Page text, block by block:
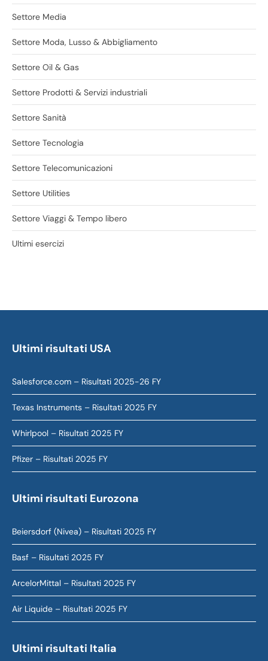
Settore Media
Settore Moda, Lusso & Abbigliamento
Settore Oil & Gas
Settore Prodotti & Servizi industriali
Settore Sanità
Settore Tecnologia
Settore Telecomunicazioni
Settore Utilities
Settore Viaggi & Tempo libero
Ultimi esercizi
Ultimi risultati USA
Salesforce.com – Risultati 2025-26 FY
Texas Instruments – Risultati 2025 FY
Whirlpool – Risultati 2025 FY
Pfizer – Risultati 2025 FY
Ultimi risultati Eurozona
Beiersdorf (Nivea) – Risultati 2025 FY
Basf – Risultati 2025 FY
ArcelorMittal – Risultati 2025 FY
Air Liquide – Risultati 2025 FY
Ultimi risultati Italia